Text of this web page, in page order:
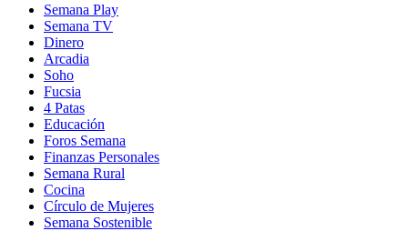
Semana Play
Semana TV
Dinero
Arcadia
Soho
in
new
window
Fucsia
in
new
window
4 Patas
Educación
Foros Semana
Finanzas Personales
Semana Rural
Cocina
Círculo de Mujeres
Semana Sostenible